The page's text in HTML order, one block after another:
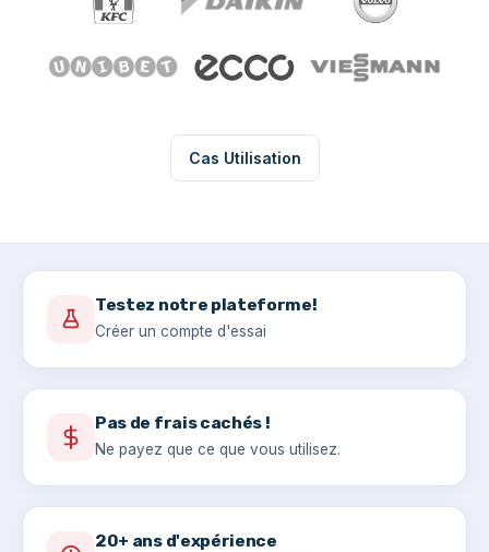
Cas Utilisation
Testez notre plateforme!
Créer un compte d'essai
Pas de frais cachés !
Ne payez que ce que vous utilisez.
20+ ans d'expérience